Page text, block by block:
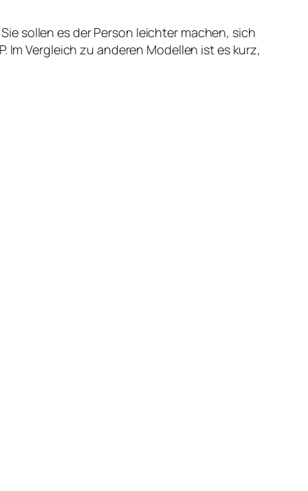
sollen es der Person leichter machen, sich
Im Vergleich zu anderen Modellen ist es kurz,